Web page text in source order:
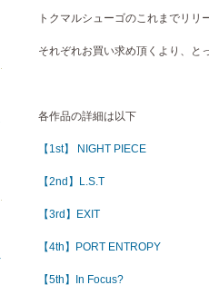
トクマルシューゴのこれまでリ
それぞれお買い求め頂くより、と
各作品の詳細は以下
【1st】 NIGHT PIECE
【2nd】L.S.T
【3rd】EXIT
【4th】PORT ENTROPY
【5th】In Focus?